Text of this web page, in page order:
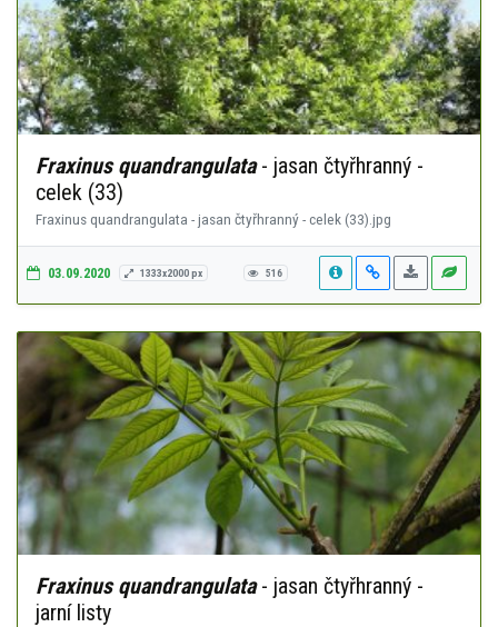
Fraxinus quandrangulata- jasan čtyřhranný -
celek (33)
Fraxinus quandrangulata - jasan čtyřhranný - celek (33).jpg
03.09.2020 1333x2000 px 516
Fraxinus quandrangulata- jasan čtyřhranný -
jarní listy